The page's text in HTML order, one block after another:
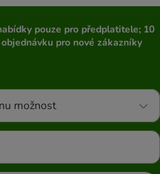
pouze pro předplatitele; 10
pro nové zákazníky
možnost